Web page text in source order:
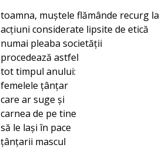
toamna, muștele flămânde recurg la
acțiuni considerate lipsite de etică
numai pleaba societății
procedează astfel
tot timpul anului:
femelele țânțar
care ar suge și
carnea de pe tine
să le lași în pace
țânțarii mascul